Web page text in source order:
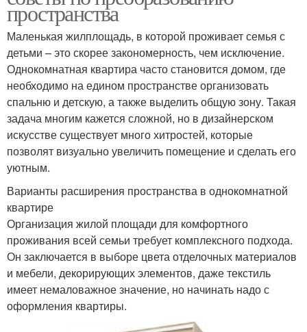
пространства
Маленькая жилплощадь, в которой проживает семья с
детьми – это скорее закономерность, чем исключение.
Однокомнатная квартира часто становится домом, где
необходимо на едином пространстве организовать
спальню и детскую, а также выделить общую зону. Такая
задача многим кажется сложной, но в дизайнерском
искусстве существует много хитростей, которые
позволят визуально увеличить помещение и сделать его
уютным.
Варианты расширения пространства в однокомнатной
квартире
Организация жилой площади для комфортного
проживания всей семьи требует комплексного подхода.
Он заключается в выборе цвета отделочных материалов
и мебели, декорирующих элементов, даже текстиль
имеет немаловажное значение, но начинать надо с
оформления квартиры.